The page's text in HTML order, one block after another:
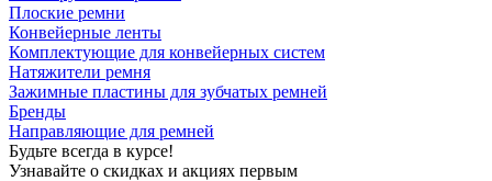
Плоские ремни
Конвейерные ленты
Комплектующие для конвейерных систем
Натяжители ремня
Зажимные пластины для зубчатых ремней
Бренды
Направляющие для ремней
Будьте всегда в курсе!
Узнавайте о скидках и акциях первым